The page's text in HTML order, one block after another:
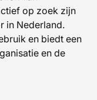
op zoek zijn
in Nederland.
en biedt een
en de